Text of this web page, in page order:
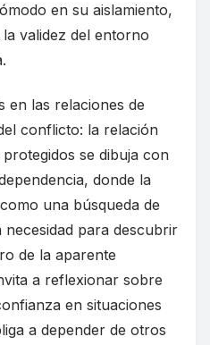
en su aislamiento,
validez del entorno
en las relaciones de
conflicto: la relación
se dibuja con
donde la
una búsqueda de
para descubrir
de la aparente
a reflexionar sobre
en situaciones
a depender de otros